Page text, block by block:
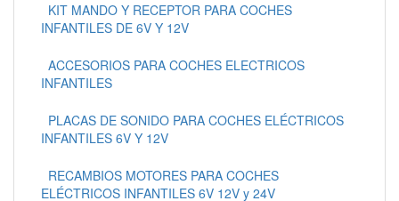
KIT MANDO Y RECEPTOR PARA COCHES
INFANTILES DE 6V Y 12V
ACCESORIOS PARA COCHES ELECTRICOS
INFANTILES
PLACAS DE SONIDO PARA COCHES ELÉCTRICOS
INFANTILES 6V Y 12V
RECAMBIOS MOTORES PARA COCHES
ELÉCTRICOS INFANTILES 6V 12V y 24V